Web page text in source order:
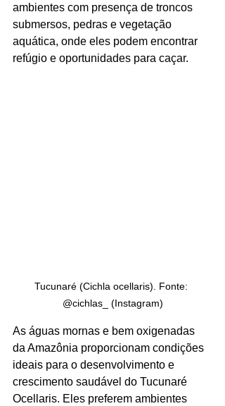
ambientes com presença de troncos
submersos, pedras e vegetação
aquática, onde eles podem encontrar
refúgio e oportunidades para caçar.
Tucunaré (Cichla ocellaris). Fonte:
@cichlas_ (Instagram)
As águas mornas e bem oxigenadas
da Amazônia proporcionam condições
ideais para o desenvolvimento e
crescimento saudável do Tucunaré
Ocellaris. Eles preferem ambientes